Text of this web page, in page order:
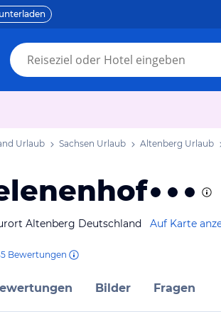
Urlaub Sachsen Urlaub Altenberg Urlaub
Altenberg Deutschland Auf Karte
Bewertungen
Bilder Fragen